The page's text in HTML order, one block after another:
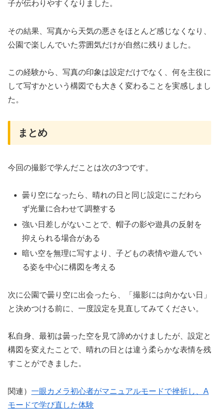
子が伝わりやすくなりました。
その結果、写真から天気の悪さをほとんど感じなくなり、
公園で楽しんでいた雰囲気だけが自然に残りました。
この経験から、写真の印象は設定だけでなく、何を主役に
して写すかという構図でも大きく変わることを実感しまし
た。
まとめ
今回の撮影で学んだことは次の3つです。
曇り空になったら、晴れの日と同じ設定にこだわら
ず光量に合わせて調整する
強い日差しがないことで、帽子の影や遊具の反射を
抑えられる場合がある
暗い空を無理に写すより、子どもの表情や遊んでい
る姿を中心に構図を考える
次に公園で曇り空に出会ったら、「撮影には向かない日」
と決めつける前に、一度設定を見直してみてください。
私自身、最初は曇った空を見て諦めかけましたが、設定と
構図を変えたことで、晴れの日とは違う柔らかな表情を残
すことができました。
関連） 一眼カメラ初心者がマニュアルモードで挫折し、A
モードで学び直した体験